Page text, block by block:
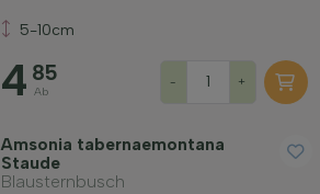
5-10cm
4 85
Ab
- +
Amsonia tabernaemontana
Staude
Blausternbusch